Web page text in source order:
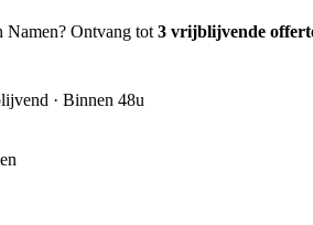
Namen? Ontvang tot 3 vrijblijvende
· Binnen 48u